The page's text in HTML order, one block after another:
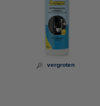
vergroten